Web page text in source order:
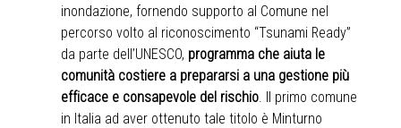
inondazione, fornendo supporto al Comune nel
percorso volto al riconoscimento “Tsunami Ready”
da parte dell’UNESCO, programma che aiuta le
comunità costiere a prepararsi a una gestione più
efficace e consapevole del rischio. Il primo comune
in Italia ad aver ottenuto tale titolo è Minturno